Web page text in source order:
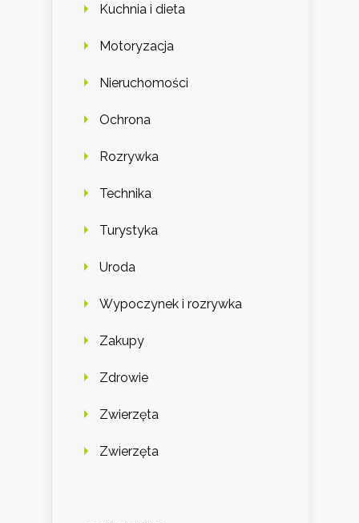
Kuchnia i dieta
Motoryzacja
Nieruchomości
Ochrona
Rozrywka
Technika
Turystyka
Uroda
Wypoczynek i rozrywka
Zakupy
Zdrowie
Zwierzęta
Zwierzęta